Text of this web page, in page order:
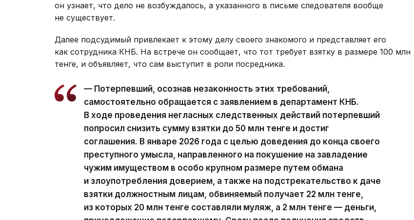
он узнает, что дело не возбуждалось, а указанного в письме следователя вообще
не существует.
Далее подсудимый привлекает к этому делу своего знакомого и представляет его
как сотрудника КНБ. На встрече он сообщает, что тот требует взятку в размере 100 млн
тенге, и объявляет, что сам выступит в роли посредника.
— Потерпевший, осознав незаконность этих требований,
самостоятельно обращается с заявлением в департамент КНБ.
В ходе проведения негласных следственных действий потерпевший
попросил снизить сумму взятки до 50 млн тенге и достиг
соглашения. В январе 2026 года с целью доведения до конца своего
преступного умысла, направленного на покушение на завладение
чужим имуществом в особо крупном размере путем обмана
и злоупотребления доверием, а также на подстрекательство к даче
взятки должностным лицам, обвиняемый получает 22 млн тенге,
из которых 20 млн тенге составляли муляж, а 2 млн тенге — деньги,